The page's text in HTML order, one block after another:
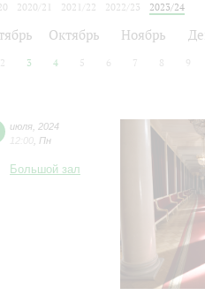
2020/21 2021/22 2022/23
2023/24
Октябрь Ноябрь
2 3 4 5 6 7 8 9
июля 2024
12:00 Пн
Большой зал